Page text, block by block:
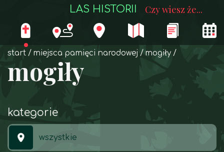
LAS HISTORII Czy wiesz że...
start miejsca pamięci narodowej mogiły
mogiły
kategorie
wszystkie